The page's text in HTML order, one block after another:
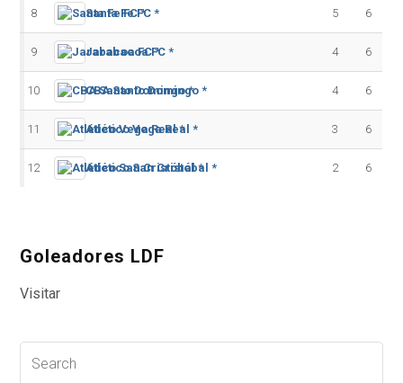
8 Santa Fe FC * 5 6
9 Jarabacoa FC * 4 6
10 CBA Santo Domingo * 4 6
11 Atlético Vega Real * 3 6
12 Atlético San Cristóbal * 2 6
Goleadores LDF
Visitar